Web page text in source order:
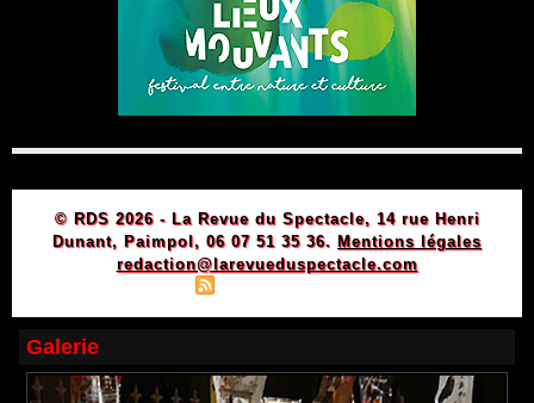
© RDS 2026 - La Revue du Spectacle, 14 rue Henri
Dunant, Paimpol, 06 07 51 35 36. Mentions légales
redaction@larevueduspectacle.com
Galerie